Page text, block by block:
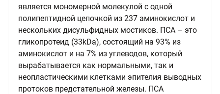
является мономерной молекулой с одной
полипептидной цепочкой из 237 аминокислот и
нескольких дисульфидных мостиков. ПСА – это
гликопротеид (33kDa), состоящий на 93% из
аминокислот и на 7% из углеводов, который
вырабатывается как нормальными, так и
неопластическими клетками эпителия выводных
протоков предстательной железы. ПСА